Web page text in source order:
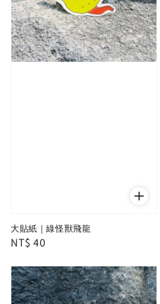
大貼紙｜綠怪獸飛龍
Regular
NT$ 40